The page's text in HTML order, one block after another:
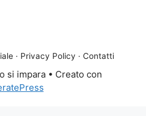
· Privacy Policy · Contatti
si impara • Creato con